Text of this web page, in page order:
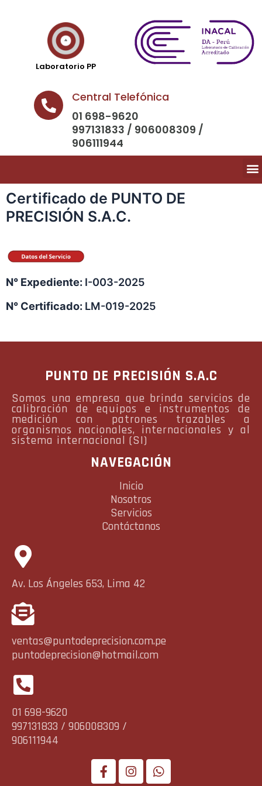
Laboratorio PP
Central Telefónica
01 698-9620
997131833 / 906008309 /
906111944
Certificado de PUNTO DE
PRECISIÓN S.A.C.
N° Expediente: I-003-2025
N° Certificado: LM-019-2025
PUNTO DE PRECISIÓN S.A.C
Somos una empresa que brinda servicios de
calibración de equipos e instrumentos de
medición con patrones trazables a
organismos nacionales, internacionales y al
sistema internacional (SI)
NAVEGACIÓN
Inicio
Nosotros
Servicios
Contáctanos
Av. Los Ángeles 653, Lima 42
ventas@puntodeprecision.com.pe
puntodeprecision@hotmail.com
01 698-9620
997131833 / 906008309 /
906111944